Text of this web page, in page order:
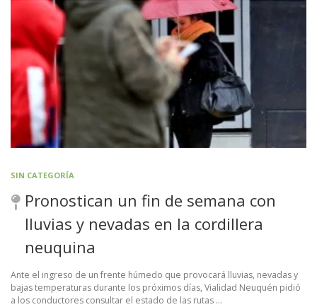
SIN CATEGORÍA
Pronostican un fin de semana con
lluvias y nevadas en la cordillera
neuquina
Ante el ingreso de un frente húmedo que provocará lluvias, nevadas y
bajas temperaturas durante los próximos días, Vialidad Neuquén pidió
a los conductores consultar el estado de las rutas …